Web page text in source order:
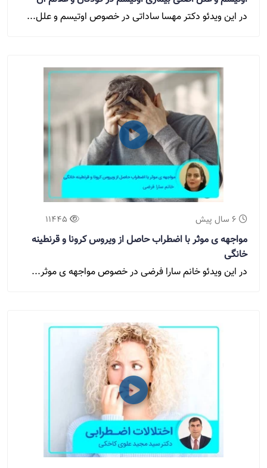
در این ویدئو دکتر مهسا ساداتی در خصوص اوتیسم و علل...
6 سال پیش 11445
مواجهه ی موثر با اضطراب حاصل از ویروس کرونا و قرنطینه
خانگی
در این ویدئو خانم سارا فرضی در خصوص مواجهه ی موثر...